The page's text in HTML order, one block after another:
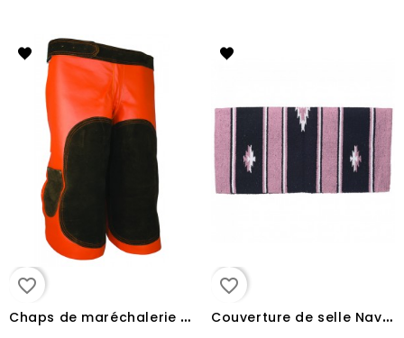
favorite_border
C
haps de maréchalerie Maedhros
favorite_border
C
ouverture de selle Navajo Sierra